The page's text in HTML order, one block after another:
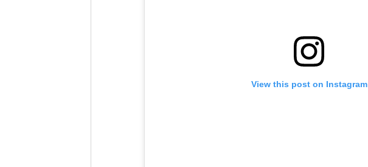
View this post on Instagram